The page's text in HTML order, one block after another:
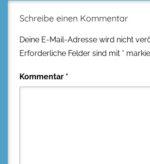
Schreibe einen Kommentar
Deine E-Mail-Adresse wird nicht
Erforderliche Felder sind mit *
Kommentar *